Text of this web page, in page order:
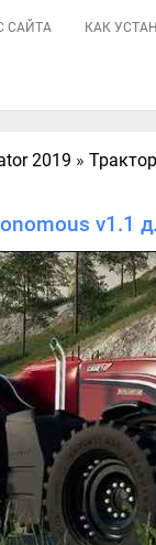
САЙТА КАК
2019 »
v1.1